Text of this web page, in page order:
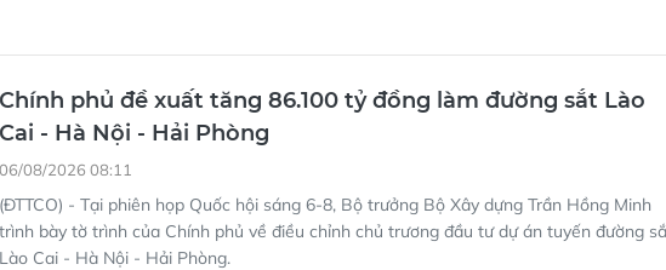
Chính phủ đề xuất tăng 86.100 tỷ đồng làm đường sắt Lào
Cai - Hà Nội - Hải Phòng
(ĐTTCO) - Tại phiên họp Quốc hội sáng 6-8, Bộ trưởng Bộ Xây dựng Trần Hồng Minh
trình bày tờ trình của Chính phủ về điều chỉnh chủ trương đầu tư dự án tuyến đường sắt
Lào Cai - Hà Nội - Hải Phòng.